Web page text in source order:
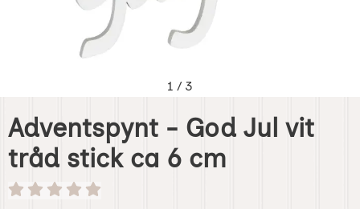
1 / 3
Adventspynt - God Jul vit
tråd stick ca 6 cm